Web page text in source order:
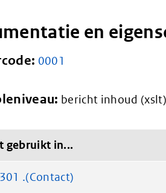
en
0001
bericht inhoud
gebruikt in...
.(Contact)